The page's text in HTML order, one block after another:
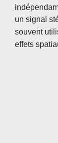
un signal
souvent
effets